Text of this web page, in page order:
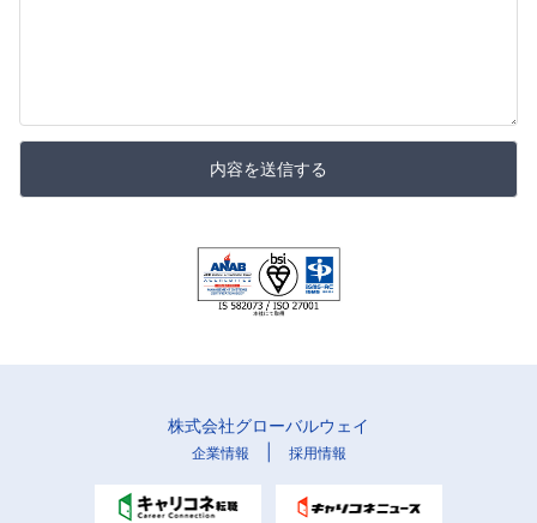
内容を送信する
株式会社グローバルウェイ
企業情報 採用情報